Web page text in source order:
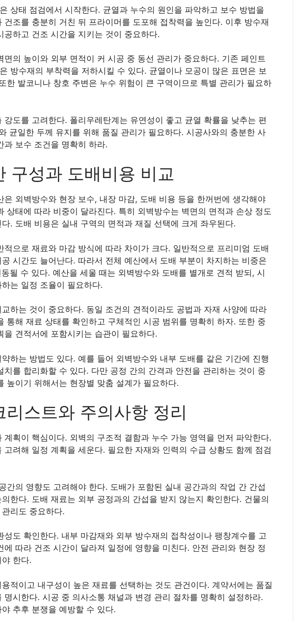
상태 점검에서 시작한다. 균열과 누수의 원인을 파악하고 보수 방법을
건조를 충분히 거친 뒤 프라이머를 도포해 접착력을 높인다. 이후 방수재
공하고 건조 시간을 지키는 것이 중요하다.
의 높이와 외부 면적이 커 시공 중 동선 관리가 중요하다. 기존 페인트
방수재의 부착력을 저하시킬 수 있다. 균열이나 모공이 많은 표면은 보
한 발코니나 창호 주변은 누수 위험이 큰 구역이므로 특별 관리가 필요하
강도를 고려한다. 폴리우레탄계는 유연성이 좋고 균열 확률을 낮추는 편
균일한 두께 유지를 위해 품질 관리가 필요하다. 시공사와의 충분한 사
과 보수 조건을 명확히 하라.
구성과 도배비용 비교
외벽방수와 현장 보수, 내장 마감, 도배 비용 등을 한꺼번에 생각해야
상태에 따라 비중이 달라진다. 특히 외벽방수는 벽면의 면적과 손상 정도
. 도배 비용은 실내 구역의 면적과 재질 선택에 크게 좌우된다.
으로 재료와 마감 방식에 따라 차이가 크다. 일반적으로 프리미엄 도배
시간도 늘어난다. 따라서 전체 예산에서 도배 부분이 차지하는 비중은
될 수 있다. 예산을 세울 때는 외벽방수와 도배를 별개로 견적 받되, 시
는 일정 조율이 필요하다.
하는 것이 중요하다. 동일 조건의 견적이라도 공법과 자재 사양에 따라
통해 재료 상태를 확인하고 구체적인 시공 범위를 명확히 하자. 또한 중
을 견적서에 포함시키는 습관이 필요하다.
하는 방법도 있다. 예를 들어 외벽방수와 내부 도배를 같은 기간에 진행
치를 합리화할 수 있다. 다만 공정 간의 간격과 안전을 관리하는 것이 중
높이기 위해서는 현장별 맞춤 설계가 필요하다.
리스트와 주의사항 정리
계획이 핵심이다. 외벽의 구조적 결함과 누수 가능 영역을 먼저 파악한다.
고려해 일정 계획을 세운다. 필요한 자재와 인력의 수급 상황도 함께 점검
간의 영향도 고려해야 한다. 도배가 포함된 실내 공간과의 작업 간 간섭
한다. 도배 재료는 외부 공정과의 간섭을 받지 않는지 확인한다. 건물의
리도 중요하다.
성도 확인한다. 내부 마감재와 외부 방수재의 접착성이나 팽창계수를 고
에 따라 건조 시간이 달라져 일정에 영향을 미친다. 안전 관리와 현장 정
한다.
적이고 내구성이 높은 재료를 선택하는 것도 관건이다. 계약서에는 품질
명시한다. 시공 중 의사소통 채널과 변경 관리 절차를 명확히 설정하라.
추후 분쟁을 예방할 수 있다.